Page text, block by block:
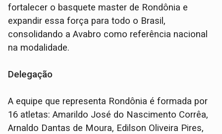
fortalecer o basquete master de Rondônia e
expandir essa força para todo o Brasil,
consolidando a Avabro como referência nacional
na modalidade.
Delegação
A equipe que representa Rondônia é formada por
16 atletas: Amarildo José do Nascimento Corrêa,
Arnaldo Dantas de Moura, Edilson Oliveira Pires,